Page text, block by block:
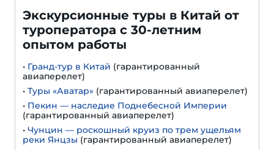
Экскурсионные туры в Китай от
туроператора с 30-летним
опытом работы
• Гранд-тур в Китай (гарантированный
авиаперелет)
• Туры «Аватар» (гарантированный авиаперелет)
• Пекин — наследие Поднебесной Империи
(гарантированный авиаперелет)
• Чунцин — роскошный круиз по трем ущельям
реки Янцзы (гарантированный авиаперелет)